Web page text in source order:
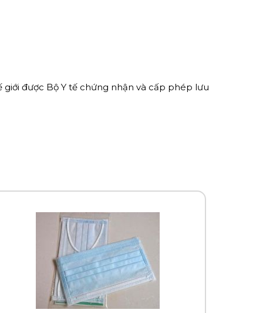
được Bộ Y tế chứng nhận và cấp phép lưu